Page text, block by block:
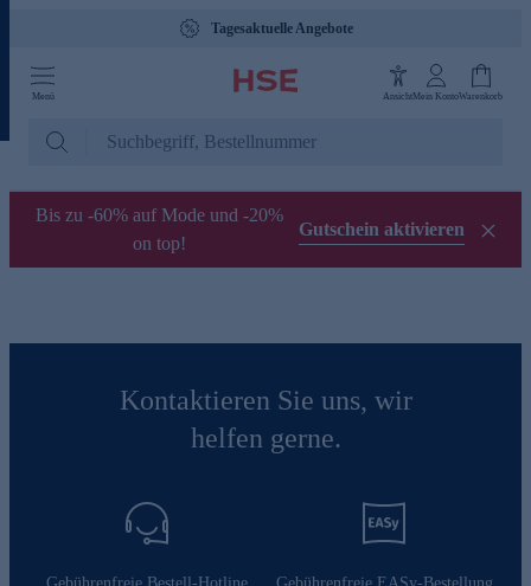
Tagesaktuelle Angebote
Menü AnsichtMein KontoWarenkorb
Bis zu -60% auf Mode und -20%
on top!
Gutschein aktivieren
Kontaktieren Sie uns, wir
helfen gerne.